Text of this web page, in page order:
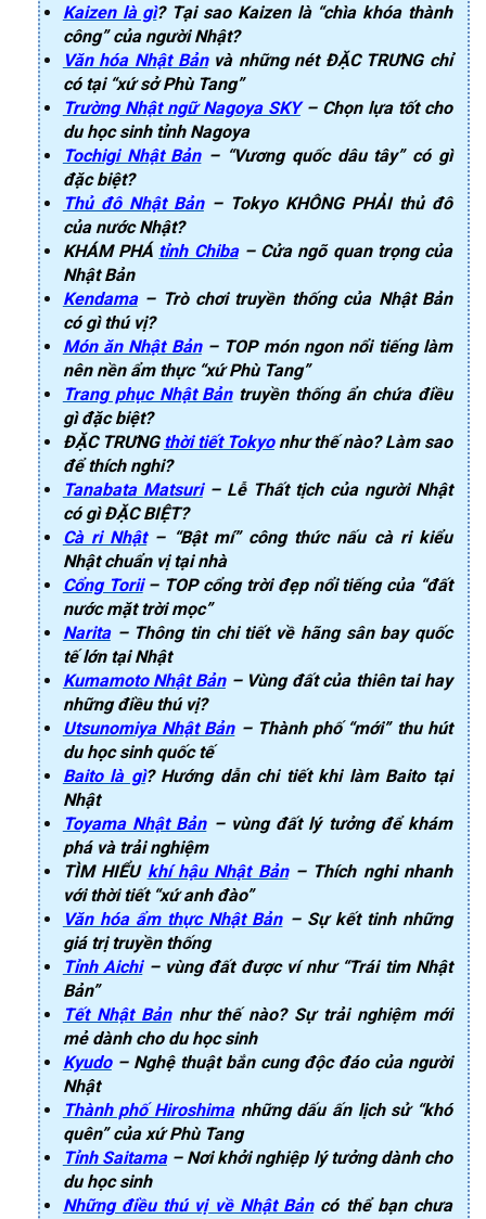
Kaizen là gì? Tại sao Kaizen là “chìa khóa thành
công” của người Nhật?
Văn hóa Nhật Bảnvà những nét ĐẶC TRƯNG chỉ
có tại “xứ sở Phù Tang”
Trường Nhật ngữ Nagoya SKY– Chọn lựa tốt cho
du học sinh tỉnh Nagoya
Tochigi Nhật Bản– “Vương quốc dâu tây” có gì
đặc biệt?
Thủ đô Nhật Bản– Tokyo KHÔNG PHẢI thủ đô
của nước Nhật?
KHÁM PHÁ tỉnh Chiba– Cửa ngõ quan trọng của
Nhật Bản
Kendama– Trò chơi truyền thống của Nhật Bản
có gì thú vị?
Món ăn Nhật Bản– TOP món ngon nổi tiếng làm
nên nền ẩm thực “xứ Phù Tang”
Trang phục Nhật Bảntruyền thống ẩn chứa điều
gì đặc biệt?
ĐẶC TRƯNG thời tiết Tokyonhư thế nào? Làm sao
để thích nghi?
Tanabata Matsuri– Lễ Thất tịch của người Nhật
có gì ĐẶC BIỆT?
Cà ri Nhật– “Bật mí” công thức nấu cà ri kiểu
Nhật chuẩn vị tại nhà
Cổng Torii– TOP cổng trời đẹp nổi tiếng của “đất
nước mặt trời mọc”
Narita– Thông tin chi tiết về hãng sân bay quốc
tế lớn tại Nhật
Kumamoto Nhật Bản– Vùng đất của thiên tai hay
những điều thú vị?
Utsunomiya Nhật Bản– Thành phố “mới” thu hút
du học sinh quốc tế
Baito là gì? Hướng dẫn chi tiết khi làm Baito tại
Nhật
Toyama Nhật Bản– vùng đất lý tưởng để khám
phá và trải nghiệm
TÌM HIỂU khí hậu Nhật Bản– Thích nghi nhanh
với thời tiết “xứ anh đào”
Văn hóa ẩm thực Nhật Bản– Sự kết tinh những
giá trị truyền thống
Tỉnh Aichi– vùng đất được ví như “Trái tim Nhật
Bản”
Tết Nhật Bảnnhư thế nào? Sự trải nghiệm mới
mẻ dành cho du học sinh
Kyudo– Nghệ thuật bắn cung độc đáo của người
Nhật
Thành phố Hiroshimanhững dấu ấn lịch sử “khó
quên” của xứ Phù Tang
Tỉnh Saitama– Nơi khởi nghiệp lý tưởng dành cho
du học sinh
Những điều thú vị về Nhật Bảncó thể bạn chưa